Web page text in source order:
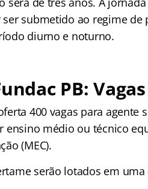
submetido ao regime de
diurno e noturno.
PB: Vagas
400 vagas para
ensino médio ou técnico
(MEC).
serão lotados em uma